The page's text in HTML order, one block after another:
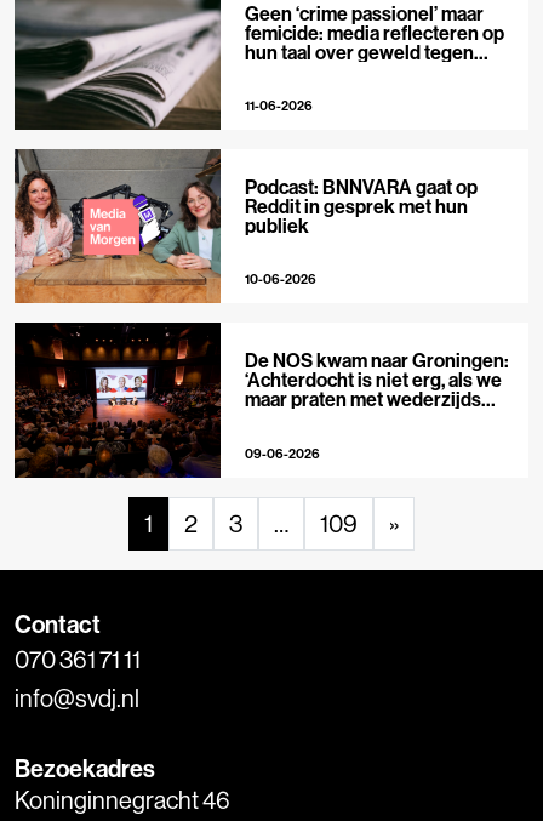
Geen ‘crime passionel’ maar
femicide: media reflecteren op
hun taal over geweld tegen
11-06-2026
Podcast: BNNVARA gaat op
Reddit in gesprek met hun
publiek
10-06-2026
De NOS kwam naar Groningen:
‘Achterdocht is niet erg, als we
maar praten met wederzijds
09-06-2026
1 2 3 … 109 »
Contact
070 361 71 11
info@svdj.nl
Bezoekadres
Koninginnegracht 46